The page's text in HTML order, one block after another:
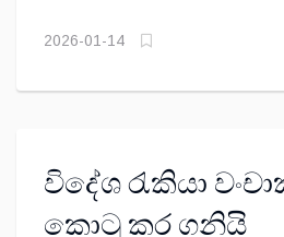
2026-01-14
විදේශ රැකියා
කොටු කර ගනියි